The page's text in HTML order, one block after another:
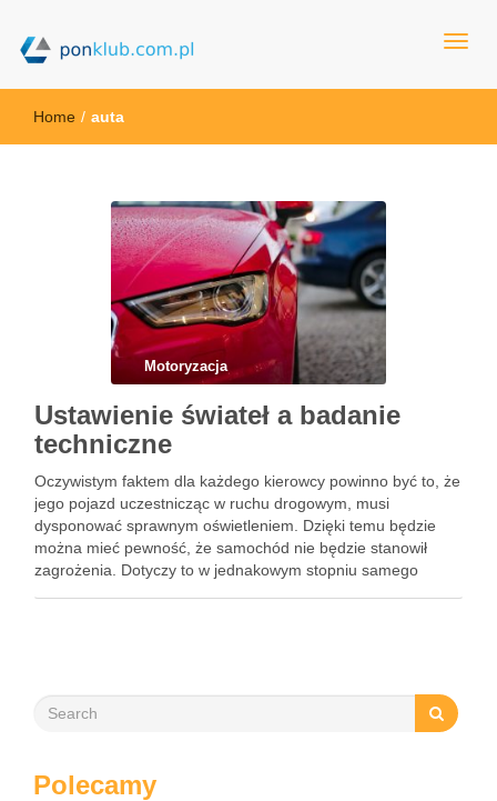
ponklub.com.pl
Home / auta
Motoryzacja
Ustawienie świateł a badanie
techniczne
Oczywistym faktem dla każdego kierowcy powinno być to, że
jego pojazd uczestnicząc w ruchu drogowym, musi
dysponować sprawnym oświetleniem. Dzięki temu będzie
można mieć pewność, że samochód nie będzie stanowił
zagrożenia. Dotyczy to w jednakowym stopniu samego
Polecamy